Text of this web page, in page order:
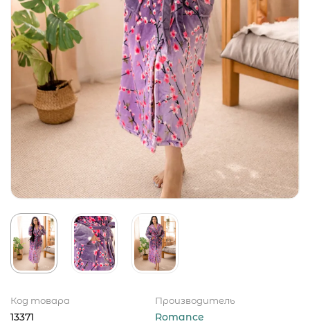
Код товара
13371
Производитель
Romance